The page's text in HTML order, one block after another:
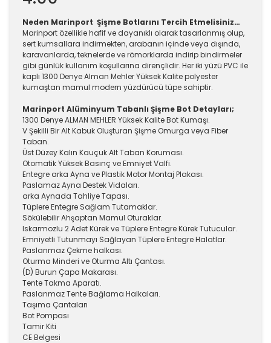
Neden Marinport Şişme Botlarını Tercih Etmelisiniz…
Marinport özellikle hafif ve dayanıklı olarak tasarlanmış olup,
sert kumsallara indirmekten, arabanın içinde veya dışında,
karavanlarda, teknelerde ve römorklarda indirip bindirmeler
gibi günlük kullanım koşullarına dirençlidir. Her iki yüzü PVC ile
kaplı 1300 Denye Alman Mehler Yüksek Kalite polyester
kumaştan mamul modern yüzdürücü tüpe sahiptir.
Marinport Alüminyum Tabanlı Şişme Bot Detayları;
1300 Denye ALMAN MEHLER Yüksek Kalite Bot Kumaşı.
V Şekilli Bir Alt Kabuk Oluşturan Şişme Omurga veya Fiber
Taban.
Üst Düzey Kalın Kauçuk Alt Taban Koruması.
Otomatik Yüksek Basınç ve Emniyet Valfi.
Entegre arka Ayna ve Plastik Motor Montaj Plakası.
Paslamaz Ayna Destek Vidaları.
arka Aynada Tahliye Tapası.
Tüplere Entegre Sağlam Tutamaklar.
Sökülebilir Ahşaptan Mamul Oturaklar.
Iskarmozlu 2 Adet Kürek ve Tüplere Entegre Kürek Tutucular.
Emniyetli Tutunmayı Sağlayan Tüplere Entegre Halatlar.
Paslanmaz Çekme halkası.
Oturma Minderi ve Oturma Altı Çantası.
(D) Burun Çapa Makarası.
Tente Takma Aparatı.
Paslanmaz Tente Bağlama Halkaları.
Taşıma Çantaları
Bot Pompası
Tamir Kiti
CE Belgesi